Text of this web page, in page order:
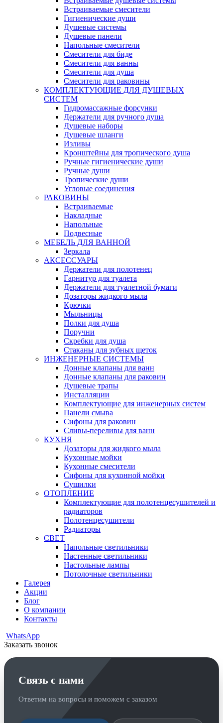
Встраиваемые смесители
Гигиенические души
Душевые системы
Душевые панели
Напольные смесители
Смесители для биде
Смесители для ванны
Смесители для душа
Смесители для раковины
КОМПЛЕКТУЮЩИЕ ДЛЯ ДУШЕВЫХ
СИСТЕМ
Гидромассажные форсунки
Держатели для ручного душа
Душевые наборы
Душевые шланги
Изливы
Кронштейны для тропического душа
Ручные гигиенические души
Ручные души
Тропические души
Угловые соединения
РАКОВИНЫ
Встраиваемые
Накладные
Напольные
Подвесные
МЕБЕЛЬ ДЛЯ ВАННОЙ
Зеркала
АКСЕССУАРЫ
Держатели для полотенец
Гарнитур для туалета
Держатели для туалетной бумаги
Дозаторы жидкого мыла
Крючки
Мыльницы
Полки для душа
Поручни
Скребки для душа
Стаканы для зубных щеток
ИНЖЕНЕРНЫЕ СИСТЕМЫ
Донные клапаны для ванн
Донные клапаны для раковин
Душевые трапы
Инсталляции
Комплектующие для инженерных систем
Панели смыва
Сифоны для раковин
Сливы-переливы для ванн
КУХНЯ
Дозаторы для жидкого мыла
Кухонные мойки
Кухонные смесители
Сифоны для кухонной мойки
Сушилки
ОТОПЛЕНИЕ
Комплектующие для полотенцесушителей и
радиаторов
Полотенцесушители
Радиаторы
СВЕТ
Напольные светильники
Настенные светильники
Настольные лампы
Потолочные светильники
Галерея
Акции
Блог
О компании
Контакты
WhatsApp
Заказать звонок
Связь с нами
Ответим на вопросы и поможем с заказом